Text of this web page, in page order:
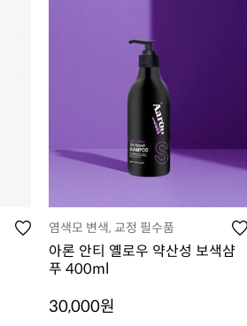
염색모 변색, 교정 필수품
아론 안티 옐로우 약산성 보색샴
푸 400ml
30,000원